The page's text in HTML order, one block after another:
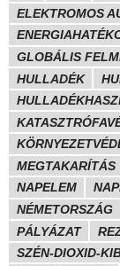
ELEKTROMOS
GLOBÁLIS
HULLADÉK
MEGTAKARÍTÁS
NAPELEM
NÉMETORSZÁG
PÁLYÁZAT
SZÉN-DIOXID-